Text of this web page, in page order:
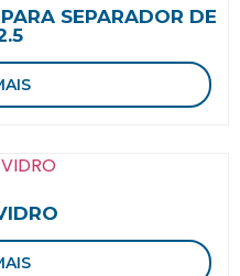
SEPARADOR DE